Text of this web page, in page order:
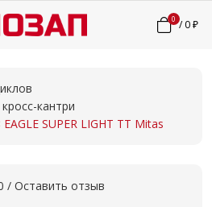
0 /0 ₽
кантри
SUPER LIGHT TT Mitas
/ Оставить отзыв